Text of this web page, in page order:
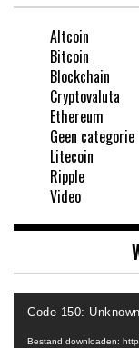
Altcoin
Bitcoin
Blockchain
Cryptovaluta
Ethereum
Geen categorie
Litecoin
Ripple
Video
Videospeler
Code 150:
Bestand downloaden: